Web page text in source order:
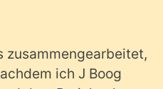
zusammengearbeitet,
ich J Boog